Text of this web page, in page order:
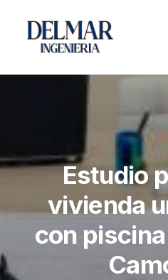
Estudio
vivienda
con